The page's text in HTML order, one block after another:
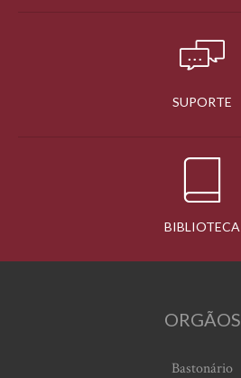
SUPORTE
BIBLIOTECA
ORGÃOS
Bastonário